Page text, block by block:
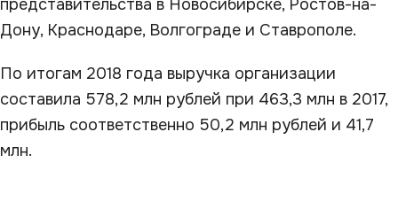
представительства в Новосибирске, Ростов-на-
Дону, Краснодаре, Волгограде и Ставрополе.
По итогам 2018 года выручка организации
составила 578,2 млн рублей при 463,3 млн в 2017,
прибыль соответственно 50,2 млн рублей и 41,7
млн.